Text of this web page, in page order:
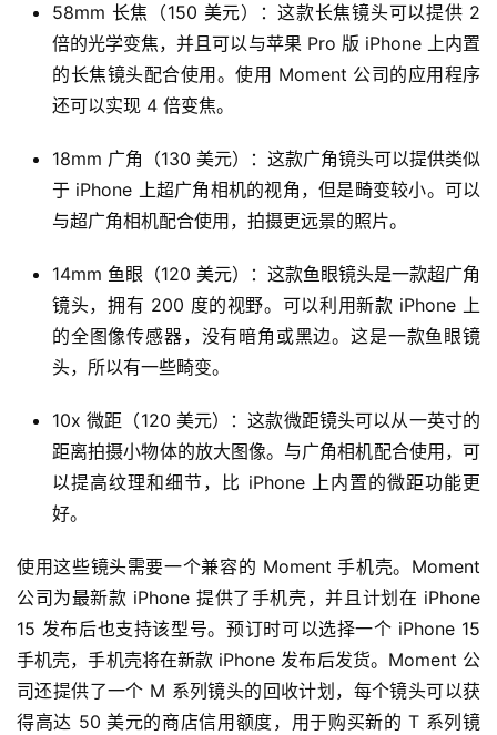
代
新
能
源
58mm 长焦（150 美元）：这款长焦镜头可以提供 2
倍的光学变焦，并且可以与苹果 Pro 版 iPhone 上内置
的长焦镜头配合使用。使用 Moment 公司的应用程序
还可以实现 4 倍变焦。
18mm 广角（130 美元）：这款广角镜头可以提供类似
于 iPhone 上超广角相机的视角，但是畸变较小。可以
与超广角相机配合使用，拍摄更远景的照片。
14mm 鱼眼（120 美元）：这款鱼眼镜头是一款超广角
镜头，拥有 200 度的视野。可以利用新款 iPhone 上
的全图像传感器，没有暗角或黑边。这是一款鱼眼镜
头，所以有一些畸变。
10x 微距（120 美元）：这款微距镜头可以从一英寸的
距离拍摄小物体的放大图像。与广角相机配合使用，可
以提高纹理和细节，比 iPhone 上内置的微距功能更
好。
使用这些镜头需要一个兼容的 Moment 手机壳。Moment
公司为最新款 iPhone 提供了手机壳，并且计划在 iPhone
15 发布后也支持该型号。预订时可以选择一个 iPhone 15
手机壳，手机壳将在新款 iPhone 发布后发货。Moment 公
司还提供了一个 M 系列镜头的回收计划，每个镜头可以获
得高达 50 美元的商店信用额度，用于购买新的 T 系列镜